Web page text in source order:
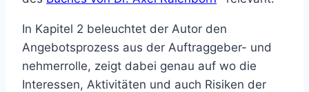
In Kapitel 2 beleuchtet der Autor den
Angebotsprozess aus der Auftraggeber- und
nehmerrolle, zeigt dabei genau auf wo die
Interessen, Aktivitäten und auch Risiken der